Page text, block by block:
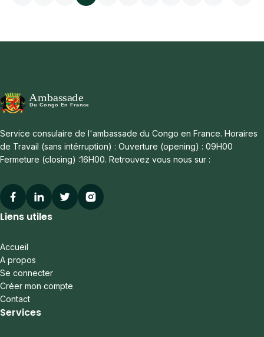
Service consulaire de l'ambassade du Congo en France. Horaires
de Travail (sans intérruption) : Ouverture (opening) : 09H00
Fermeture (closing) :16H00. Retrouvez vous nous sur :
Facebook
LinkedinTwitterInstagram
Liens utiles
Accueil
A propos
Se connecter
Créer mon compte
Contact
Services